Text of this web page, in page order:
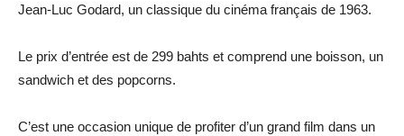
Jean-Luc Godard, un classique du cinéma français de 1963.
Le prix d’entrée est de 299 bahts et comprend une boisson, un
sandwich et des popcorns.
C’est une occasion unique de profiter d’un grand film dans un